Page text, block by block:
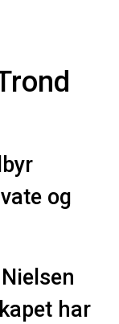
og
har